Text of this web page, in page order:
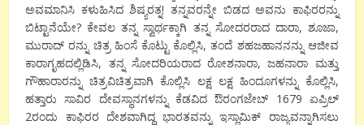
ಅವಮಾನಿಸಿ ಕಳುಹಿಸಿದ ಶಿಷ್ಯರತ್ನ! ತನ್ನವರನ್ನೇ ಬಿಡದ ಅವನು ಕಾಫಿರರನ್ನು
ಬಿಟ್ಟಾನೆಯೇ? ಕೇವಲ ತನ್ನ ಸ್ವಾರ್ಥಕ್ಕಾಗಿ ತನ್ನ ಸೋದರರಾದ ದಾರಾ, ಶೂಜಾ,
ಮುರಾದ್ ರನ್ನು ಚಿತ್ರ ಹಿಂಸೆ ಕೊಟ್ಟು ಕೊಲ್ಲಿಸಿ, ತಂದೆ ಶಹಜಹಾನನನ್ನು ಆಜೀವ
ಕಾರಾಗೃಹದಲ್ಲಿಡಿಸಿ, ತನ್ನ ಸೋದರಿಯರಾದ ರೋಶನಾರಾ, ಜಹನಾರಾ ಮತ್ತು
ಗೌಹಾರಾರನ್ನು ಚಿತ್ರವಿಚಿತ್ರವಾಗಿ ಕೊಲ್ಲಿಸಿ ಲಕ್ಷ ಲಕ್ಷ ಹಿಂದೂಗಳನ್ನು ಕೊಲ್ಲಿಸಿ,
ಹತ್ತಾರು ಸಾವಿರ ದೇವಸ್ಥಾನಗಳನ್ನು ಕೆಡವಿದ ಔರಂಗಜೇಬ್ 1679 ಏಪ್ರಿಲ್
2ರಂದು ಕಾಫಿರರ ದೇಶವಾಗಿದ್ದ ಭಾರತವನ್ನು ಇಸ್ಲಾಮಿಕ್ ರಾಜ್ಯವನ್ನಾಗಿಸಲು